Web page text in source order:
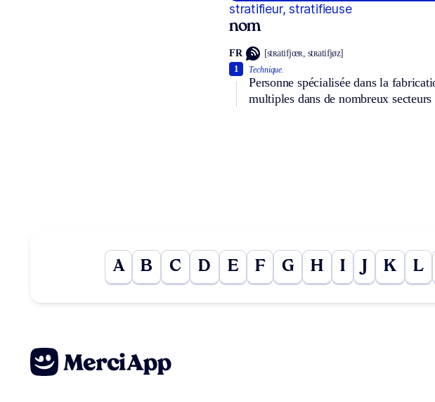
stratifieur, stratifieuse
nom
FR [stʀatifjœʀ, stʀatifjøz]
Technique.
Personne spécialisée dans la
multiples dans de nombreux
1
A B C D E F G H I K L